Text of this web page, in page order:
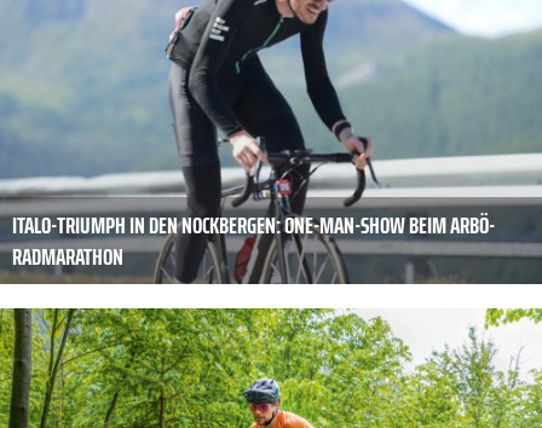
ITALO-TRIUMPH IN DEN NOCKBERGEN: ONE-MAN-SHOW BEIM ARBÖ-
RADMARATHON